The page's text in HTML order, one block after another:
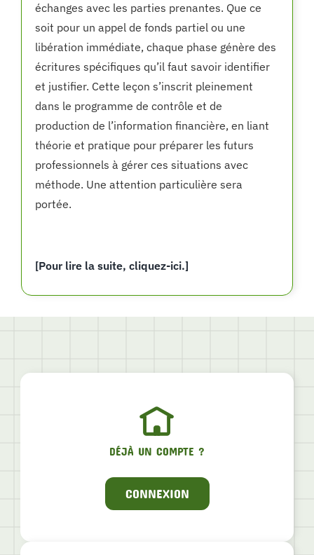
échanges avec les parties prenantes. Que ce
soit pour un appel de fonds partiel ou une
libération immédiate, chaque phase génère des
écritures spécifiques qu’il faut savoir identifier
et justifier. Cette leçon s’inscrit pleinement
dans le programme de contrôle et de
production de l’information financière, en liant
théorie et pratique pour préparer les futurs
professionnels à gérer ces situations avec
méthode. Une attention particulière sera
portée.
[Pour lire la suite, cliquez-ici.]
DÉJÀ UN COMPTE ?
CONNEXION